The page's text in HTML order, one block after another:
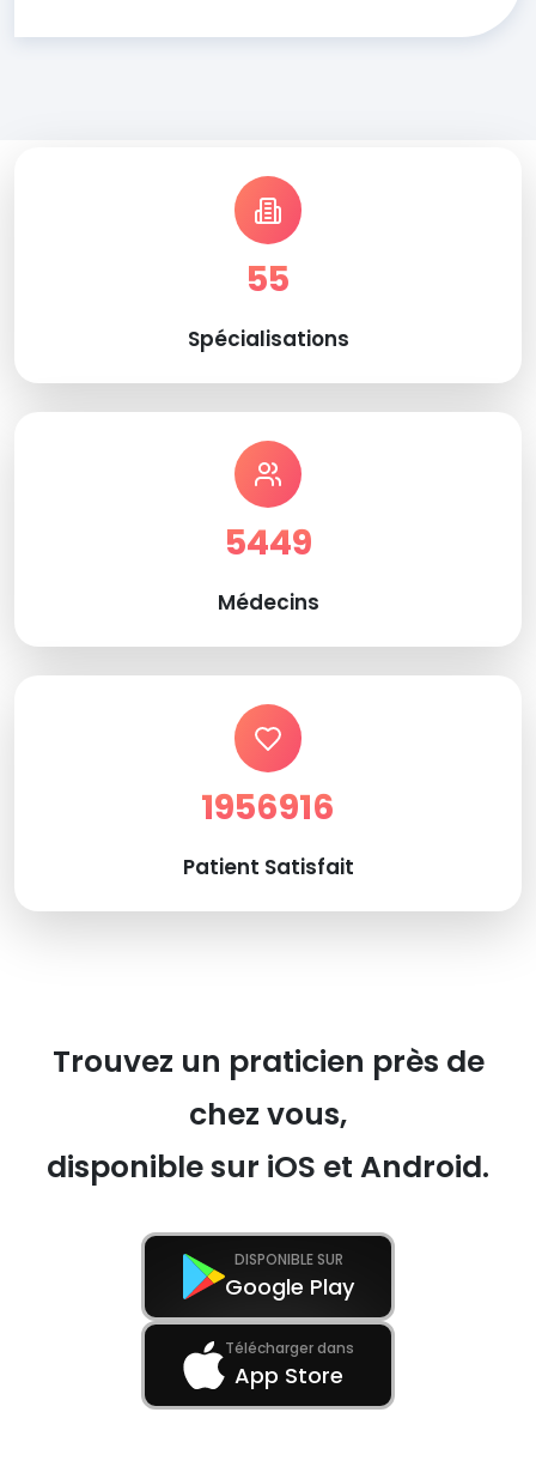
55
Spécialisations
5449
Médecins
1956916
Patient Satisfait
Trouvez un praticien près de
chez vous,
disponible sur iOS et Android.
DISPONIBLE SUR
Google Play
Télécharger dans
App Store